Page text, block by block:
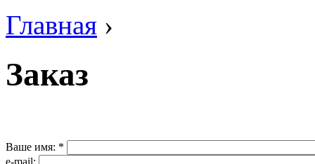
Главная ›
Заказ
Ваше имя: *
e-mail: